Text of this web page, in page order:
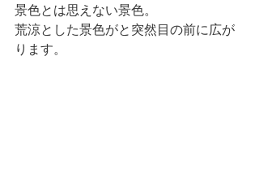
景色とは思えない景色。
荒涼とした景色がと突然目の前に広が
ります。